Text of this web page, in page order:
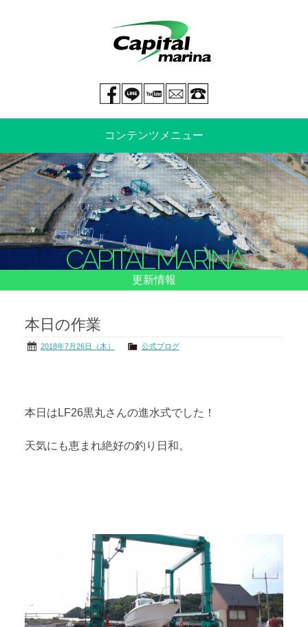
mail
You tube
LINE@
Facebook page
コンテンツメニュー
中古艇情報 新艇情報
船のご売却 整備・特殊艤装
船舶保険 マリーナ情報・料金表
茨城の海
CAPITAL MARINA
更新情報
本日の作業
2018年7月26日（木） 公式ブログ
本日はLF26黒丸さんの進水式でした！
天気にも恵まれ絶好の釣り日和。